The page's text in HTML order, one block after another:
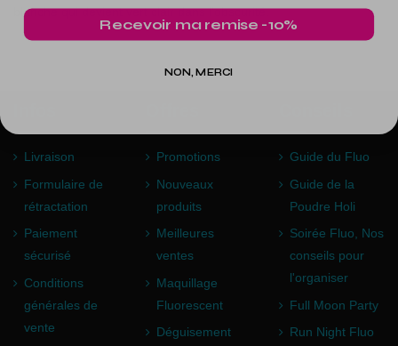
blanche qui devient vert clair dans l'obscurité.
Livraison
Formulaire de
rétractation
Paiement
sécurisé
Conditions
générales de
vente
Promotions
Nouveaux
produits
Meilleures
ventes
Maquillage
Fluorescent
Déguisement
Guide du Fluo
Guide de la
Poudre Holi
Soirée Fluo, Nos
conseils pour
l'organiser
Full Moon Party
Run Night Fluo
Recevoir ma remise -10%
NON, MERCI